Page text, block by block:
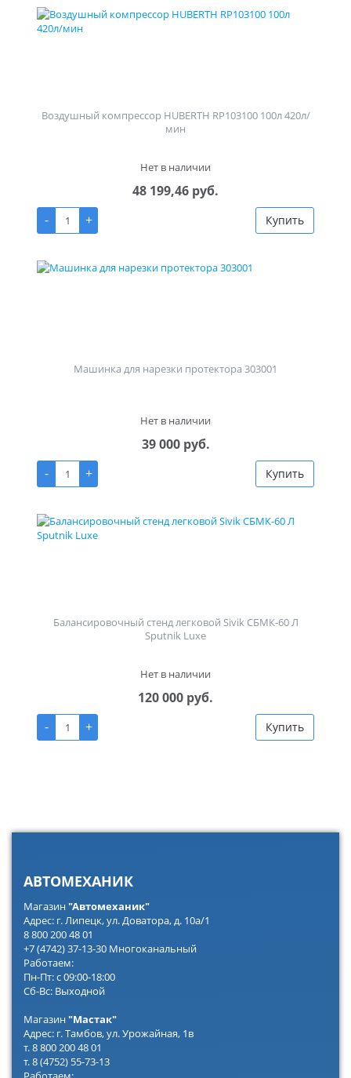
Воздушный компрессор HUBERTH RP103100 100л 420л/
мин
Нет в наличии
48 199,46 руб.
-
+ Купить
Машинка для нарезки протектора 303001
Нет в наличии
39 000 руб.
-
+ Купить
Балансировочный стенд легковой Sivik СБМК-60 Л
Sputnik Luxe
Нет в наличии
120 000 руб.
-
+ Купить
АВТОМЕХАНИК
Магазин"Автомеханик"
Адрес: г. Липецк, ул. Доватора, д. 10а/1
8 800 200 48 01
+7 (4742) 37-13-30 Многоканальный
Работаем:
Пн-Пт: с 09:00-18:00
Сб-Вс: Выходной
Магазин"Мастак"
Адрес: г. Тамбов, ул. Урожайная, 1в
т. 8 800 200 48 01
т. 8 (4752) 55-73-13